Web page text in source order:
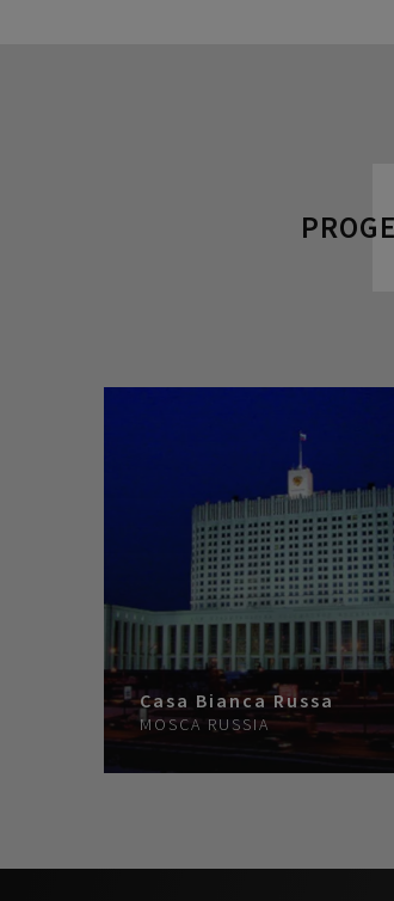
Casa Bianca Russa
MOSCA RUSSIA